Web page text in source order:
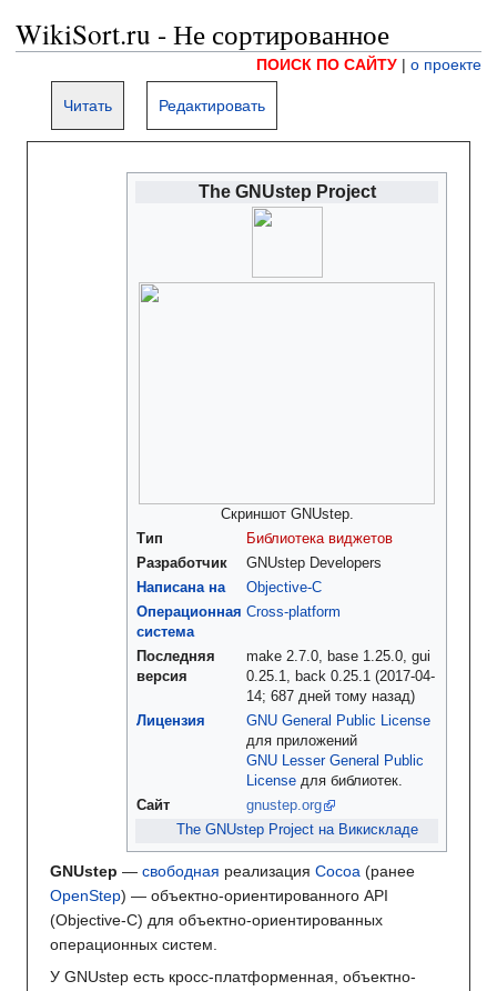
WikiSort.ru - Не сортированное
ПОИСК ПО САЙТУ | о проекте
Читать Редактировать
The GNUstep Project
Скриншот GNUstep.
Тип
Библиотека виджетов
Разработчик
GNUstep Developers
Написана на
Objective-C
Операционная
система
Cross-platform
Последняя
версия
make 2.7.0, base 1.25.0, gui
0.25.1, back 0.25.1 (2017-04-
14; 687 дней тому назад)
Лицензия
GNU General Public License
для приложений
GNU Lesser General Public
License для библиотек.
Сайт
gnustep.org
The GNUstep Project на Викискладе
GNUstep — свободная реализация Cocoa (ранее
OpenStep) — объектно-ориентированного API
(Objective-C) для объектно-ориентированных
операционных систем.
У GNUstep есть кросс-платформенная, объектно-